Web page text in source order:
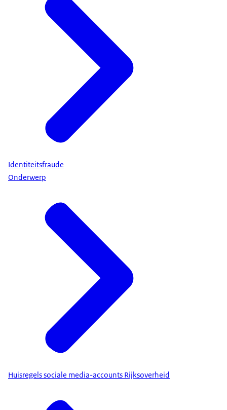
Identiteitsfraude
Onderwerp
Huisregels sociale media-accounts Rijksoverheid